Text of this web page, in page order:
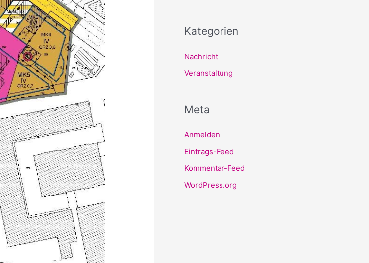
Kategorien
Nachricht
Veranstaltung
Meta
Anmelden
Eintrags-Feed
Kommentar-Feed
WordPress.org